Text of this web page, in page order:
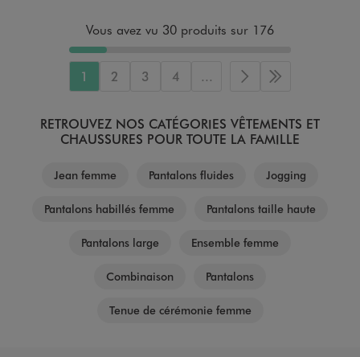
Vous avez vu 30 produits sur 176
1 2 3 4 ... Page suivante
Dernière page
RETROUVEZ NOS CATÉGORIES VÊTEMENTS ET
CHAUSSURES POUR TOUTE LA FAMILLE
Jean femme Pantalons fluides Jogging
Pantalons habillés femme Pantalons taille haute
Pantalons large Ensemble femme
Combinaison Pantalons
Tenue de cérémonie femme